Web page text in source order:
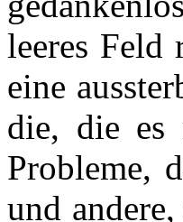
leeres Feld
eine
die, die es
Probleme,
und